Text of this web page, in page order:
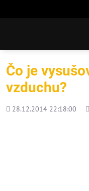
Čo je
vzduchu?
Pridané
28.12.2014 22:18:00